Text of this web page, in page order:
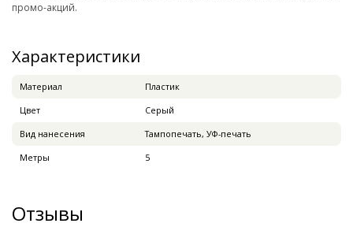
промо-акций.
Характеристики
Материал
Пластик
Цвет
Серый
Вид нанесения
Тампопечать, УФ-печать
Метры
5
Отзывы